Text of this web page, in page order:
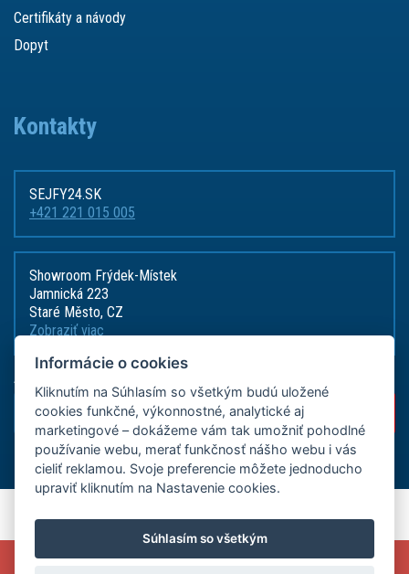
Certifikáty a návody
Dopyt
Kontakty
SEJFY24.SK
+421 221 015 005
Showroom Frýdek-Místek
Jamnická 223
Staré Město, CZ
Zobraziť viac
Akcie, zľavy a novinky priamo na
Copyright © 2026 ADSAFE, spol. s r.o., Eshop řešení:
3solutions, spol. s r.o.
Provozováno naB2B/B2C systému: 3ESHOP SmartShopper
Verzia webu pre PC.
VYUŽIJTE MIMOŘÁDNOU AKCI A ZADEJTE V KOŠÍKU NA
Informácie o cookies
Kliknutím na Súhlasím so všetkým budú uložené
cookies funkčné, výkonnostné, analytické aj
marketingové – dokážeme vám tak umožniť pohodlné
používanie webu, merať funkčnosť nášho webu i vás
cieliť reklamou. Svoje preferencie môžete jednoducho
upraviť kliknutím na Nastavenie cookies.
Súhlasím so všetkým